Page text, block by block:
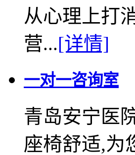
从心理上打
营...[详情]
一对一咨询室
青岛安宁医
座椅舒适,为